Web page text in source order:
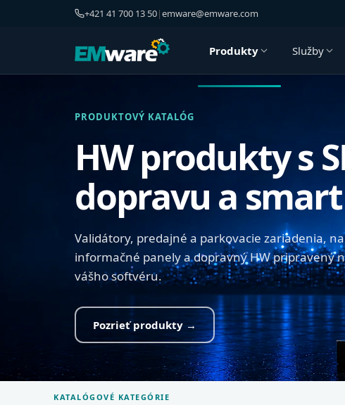
+421 41 700 13 50|emware@emware.com
Produkty Služby
PRODUKTOVÝ KATALÓG
HW produkty s
dopravu a
Validátory, predajné a parkovacie zariadenia,
informačné panely a dopravný HW pripravený
vášho softvéru.
Pozrieť produkty →
KATALÓGOVÉ KATEGÓRIE